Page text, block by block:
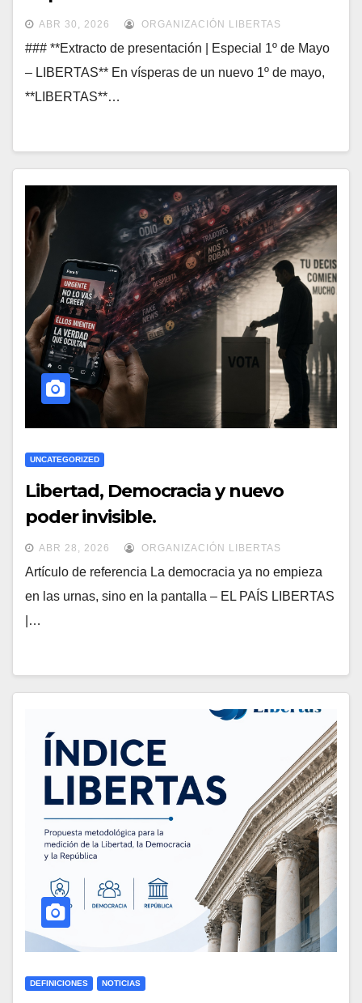
ABR 30, 2026 ORGANIZACIÓN LIBERTAS
### **Extracto de presentación | Especial 1º de Mayo
– LIBERTAS** En vísperas de un nuevo 1º de mayo,
**LIBERTAS**…
UNCATEGORIZED
Libertad, Democracia y nuevo
poder invisible.
ABR 28, 2026 ORGANIZACIÓN LIBERTAS
Artículo de referencia La democracia ya no empieza
en las urnas, sino en la pantalla – EL PAÍS LIBERTAS
|…
DEFINICIONES NOTICIAS